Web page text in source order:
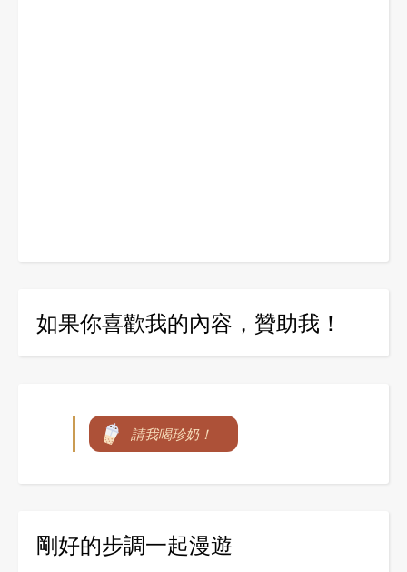
如果你喜歡我的內容，贊助我！
請我喝珍奶！
剛好的步調一起漫遊